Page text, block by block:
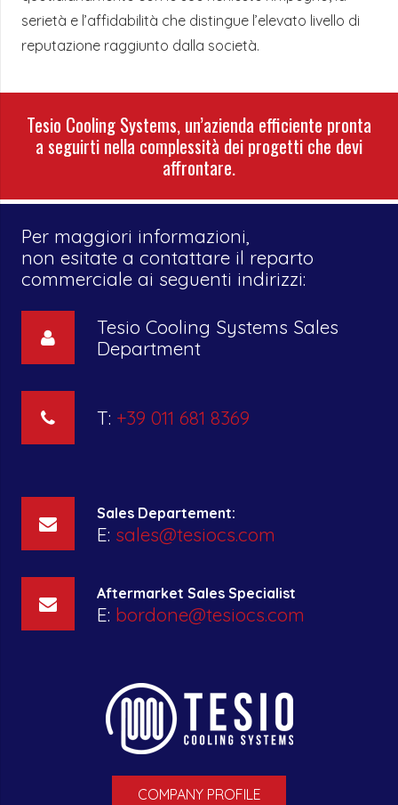
serietà e l’affidabilità che distingue l’elevato livello di
reputazione raggiunto dalla società.
Tesio Cooling Systems, un’azienda efficiente pronta
a seguirti nella complessità dei progetti che devi
affrontare.
Per maggiori informazioni,
non esitate a contattare il reparto
commerciale ai seguenti indirizzi:
Tesio Cooling Systems Sales
Department
T: +39 011 681 8369
Sales Departement:
E: sales@tesiocs.com
Aftermarket Sales Specialist
E: bordone@tesiocs.com
COMPANY PROFILE